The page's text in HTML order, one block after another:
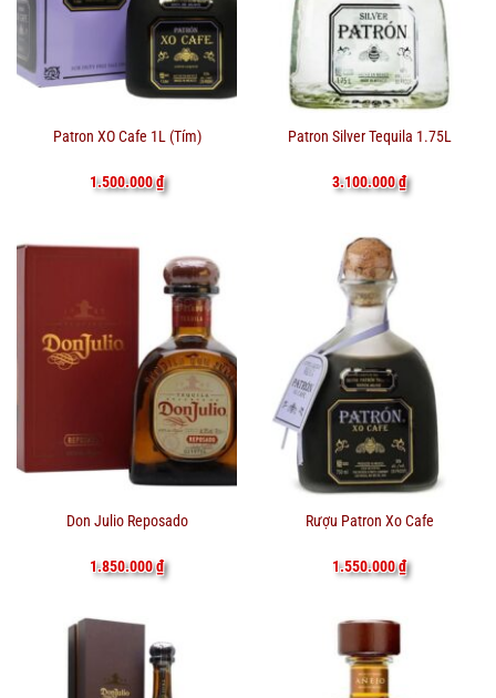
Patron XO Cafe 1L (Tím)
1.500.000₫
Patron Silver Tequila 1.75L
3.100.000₫
Don Julio Reposado
1.850.000₫
Rượu Patron Xo Cafe
1.550.000₫